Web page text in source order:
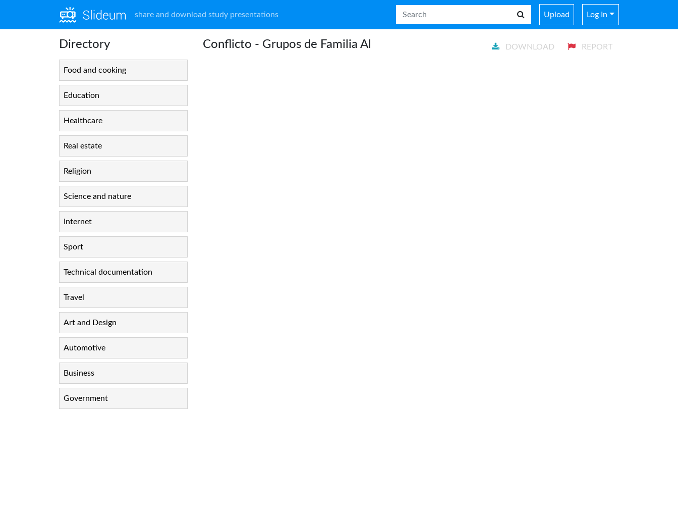
share and download study presentations Upload Log In
Directory
Food and cooking
Education
Healthcare
Real estate
Religion
Science and nature
Internet
Sport
Technical documentation
Travel
Art and Design
Automotive
Business
Government
Conflicto - Grupos de Familia Al DOWNLOAD REPORT